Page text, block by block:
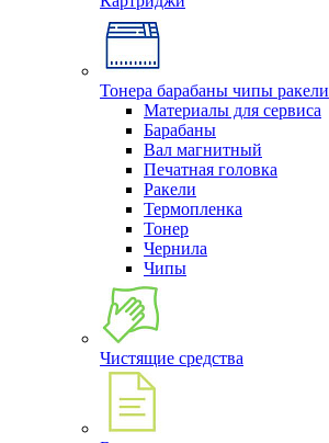
Тонера барабаны чипы ракели
Материалы для сервиса
Барабаны
Вал магнитный
Печатная головка
Ракели
Термопленка
Тонер
Чернила
Чипы
Чистящие средства